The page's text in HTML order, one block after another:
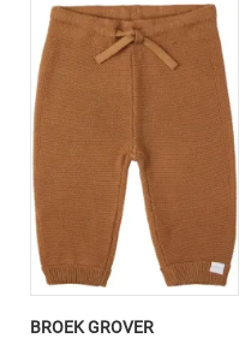
BROEK GROVER